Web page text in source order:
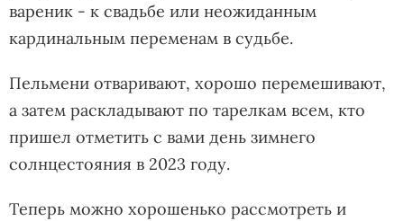
вареник - к свадьбе или неожиданным
кардинальным переменам в судьбе.
Пельмени отваривают, хорошо перемешивают,
а затем раскладывают по тарелкам всем, кто
пришел отметить с вами день зимнего
солнцестояния в 2023 году.
Теперь можно хорошенько рассмотреть и